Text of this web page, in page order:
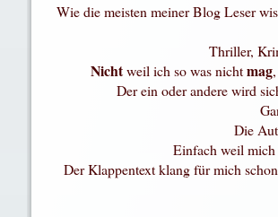
Wie die meisten meiner Blog Leser
Thriller,
Nichtweil ichso wasnichtmag
Der ein oder andere wird
Die
Einfach weil
Der Klappentext klang für mich